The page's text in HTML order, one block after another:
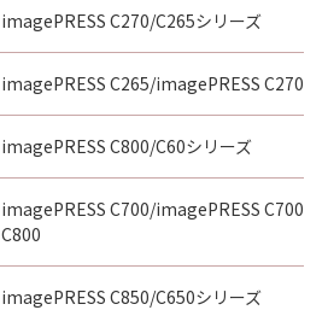
imagePRESS C270/C265シリーズ
imagePRESS C265/imagePRESS C270
imagePRESS C800/C60シリーズ
imagePRESS C700/imagePRESS C700L/
C800
imagePRESS C850/C650シリーズ